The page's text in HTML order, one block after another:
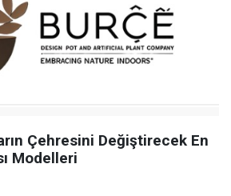
Çehresini Değiştirecek En
Modelleri